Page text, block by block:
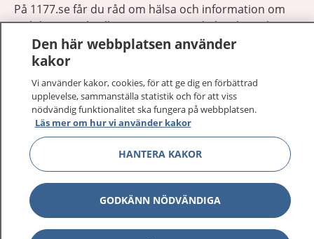
På 1177.se får du råd om hälsa och information om
sjukdomar och vilka mottagningar du kan kontakta.
Logga in för att läsa din journal och göra dina
vårdärenden. Ring telefonnummer 1177 för
sjukvårdsrådgivning dygnet runt.
1177 ger dig råd när du vill må bättre.
1177 på flera språk Visa
Visa
Den här webbplatsen använder
kakor
Vi använder kakor, cookies, för att ge dig en förbättrad
upplevelse, sammanställa statistik och för att viss
nödvändig funktionalitet ska fungera på webbplatsen.
Läs mer om hur vi använder kakor
HANTERA KAKOR
GODKÄNN NÖDVÄNDIGA